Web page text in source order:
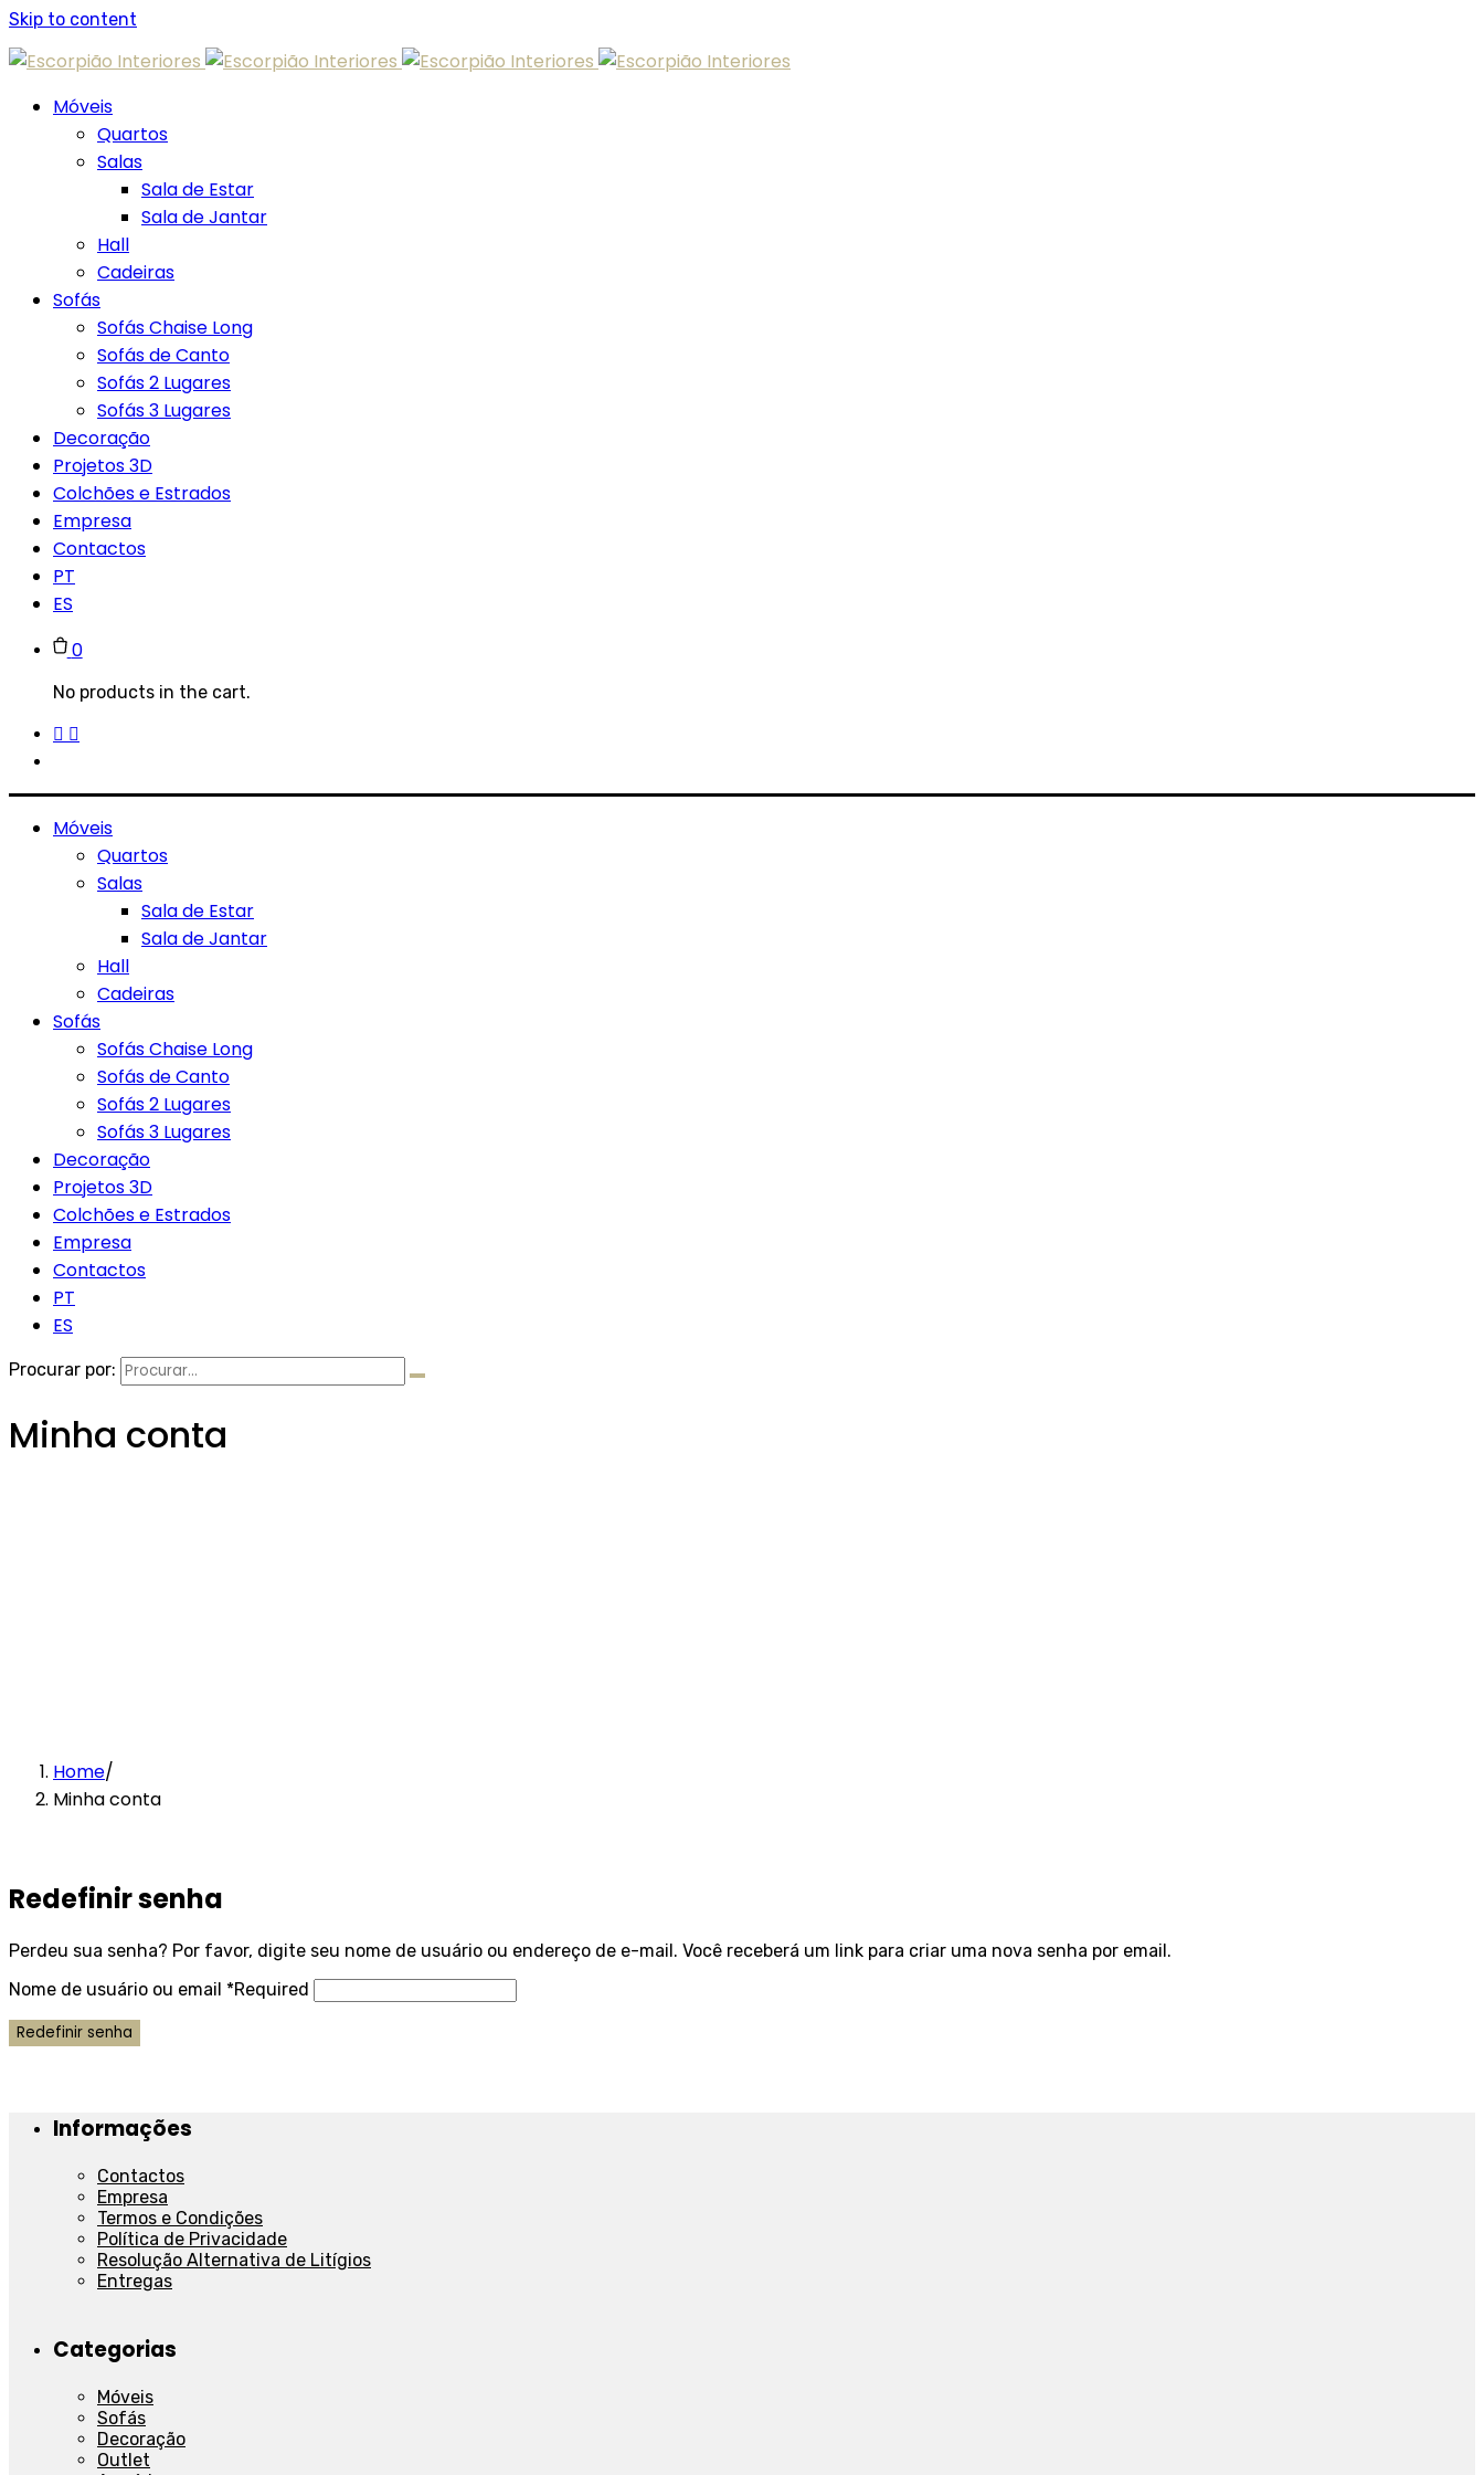
Skip to content
Móveis
Quartos
Salas
Sala de Estar
Sala de Jantar
Hall
Cadeiras
Sofás
Sofás Chaise Long
Sofás de Canto
Sofás 2 Lugares
Sofás 3 Lugares
Decoração
Projetos 3D
Colchões e Estrados
Empresa
Contactos
PT
ES
0
No products in the cart.
Móveis
Quartos
Salas
Sala de Estar
Sala de Jantar
Hall
Cadeiras
Sofás
Sofás Chaise Long
Sofás de Canto
Sofás 2 Lugares
Sofás 3 Lugares
Decoração
Projetos 3D
Colchões e Estrados
Empresa
Contactos
PT
ES
Procurar por:
Minha conta
Home/
Minha conta
Redefinir senha
Perdeu sua senha? Por favor, digite seu nome de usuário ou endereço de e-mail. Você receberá um link para criar uma nova senha por email.
Nome de usuário ou email *Required
Redefinir senha
Informações
Contactos
Empresa
Termos e Condições
Política de Privacidade
Resolução Alternativa de Litígios
Entregas
Categorias
Móveis
Sofás
Decoração
Outlet